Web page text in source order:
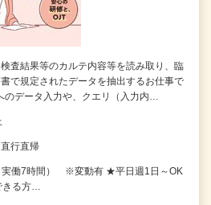
査結果等のカルテ内容等を読み取り、臨
で規定されたデータを抽出するお仕事で
のデータ入力や、クエリ（入力内…
行直帰
実働7時間） ※変動有 ★平日週1日～OK
きる方…